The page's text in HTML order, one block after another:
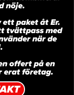
nöje.
ett paket åt Er.
tvättpass med
när de
offert på en
erat företag.